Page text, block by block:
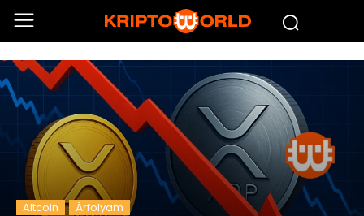
Altcoin Árfolyam